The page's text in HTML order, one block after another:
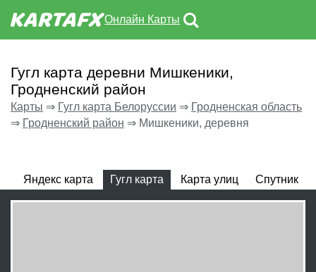
Онлайн Карты
Гугл карта деревни Мишкеники,
Гродненский район
Карты ⇒ Гугл карта Белоруссии ⇒ Гродненская область
⇒ Гродненский район ⇒ Мишкеники, деревня
Яндекс карта Гугл карта Карта улиц Спутник